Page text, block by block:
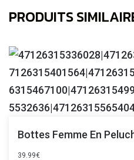
PRODUITS
Bottes Femme En
39.99€